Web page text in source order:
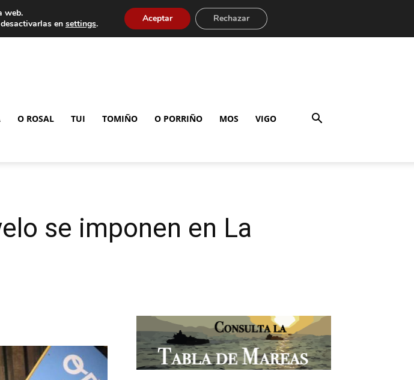
O ROSAL TUI TOMIÑO O PORRIÑO MOS VIGO
se imponen en La
web.
en settings. Aceptar Rechazar